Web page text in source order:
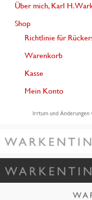
Über mich, Karl H.
Shop
Richtlinie für
Warenkorb
Kasse
Mein Konto
Irrtum und Änderungen